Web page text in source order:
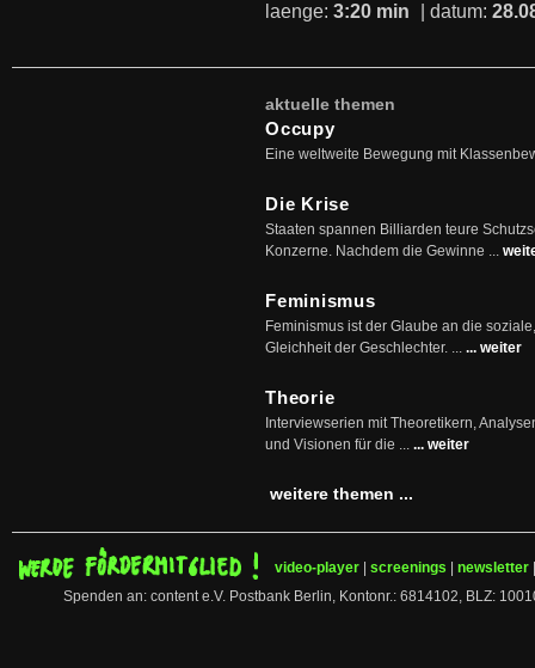
laenge: 3:20 min | datum:
aktuelle themen
Occupy
Eine weltweite Bewegung mit
Die Krise
Staaten spannen Billiarden teure
Konzerne. Nachdem die Gewinne ...
Feminismus
Feminismus ist der Glaube an die
Gleichheit der Geschlechter. ... ... weiter
Theorie
Interviewserien mit Theoretikern,
und Visionen für die ... ... weiter
weitere themen ...
video-player screenings newsletter
Spenden an: content e.V. Postbank Berlin, Kontonr.: 6814102, BLZ: